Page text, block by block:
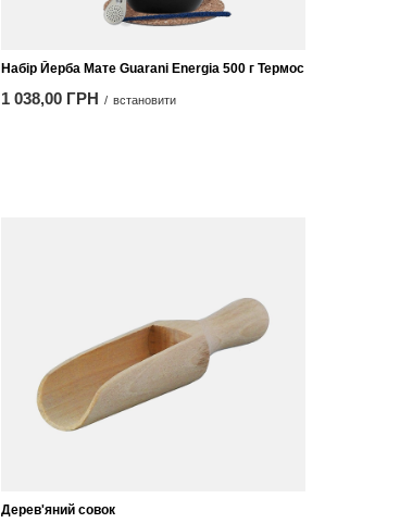
Набір Йерба Мате Guarani Energia 500 г Термос
1 038,00 ГРН / встановити
Дерев'яний совок